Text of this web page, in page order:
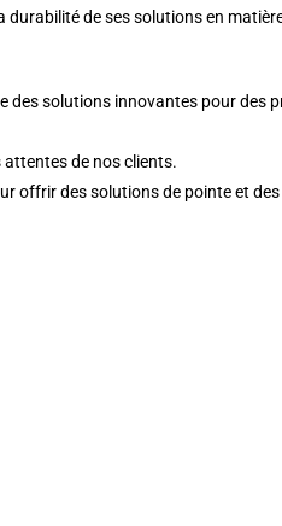
de ses solutions en
solutions innovantes pour des
attentes de nos clients.
offrir des solutions de pointe et